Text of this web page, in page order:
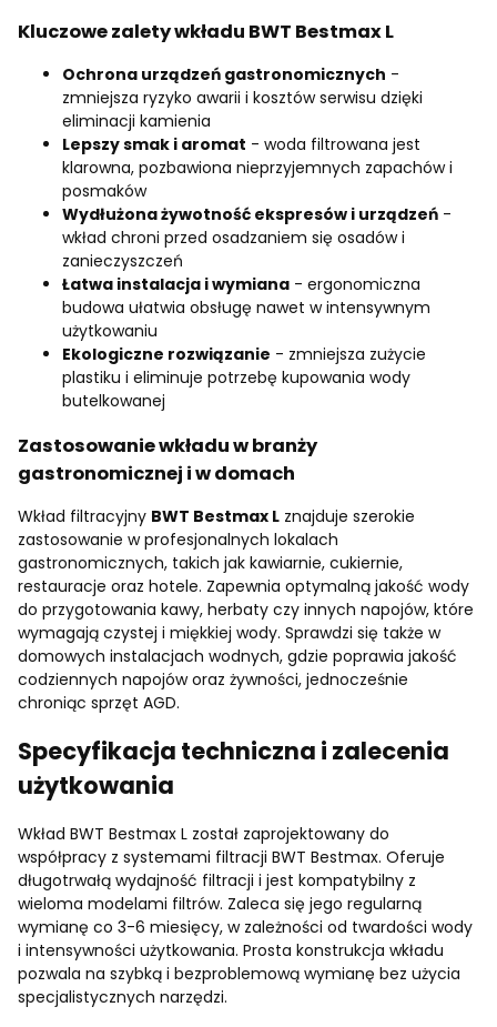
Kluczowe zalety wkładu BWT Bestmax L
Ochrona urządzeń gastronomicznych -
zmniejsza ryzyko awarii i kosztów serwisu dzięki
eliminacji kamienia
Lepszy smak i aromat - woda filtrowana jest
klarowna, pozbawiona nieprzyjemnych zapachów i
posmaków
Wydłużona żywotność ekspresów i urządzeń -
wkład chroni przed osadzaniem się osadów i
zanieczyszczeń
Łatwa instalacja i wymiana - ergonomiczna
budowa ułatwia obsługę nawet w intensywnym
użytkowaniu
Ekologiczne rozwiązanie - zmniejsza zużycie
plastiku i eliminuje potrzebę kupowania wody
butelkowanej
Zastosowanie wkładu w branży
gastronomicznej i w domach
Wkład filtracyjny BWT Bestmax L znajduje szerokie
zastosowanie w profesjonalnych lokalach
gastronomicznych, takich jak kawiarnie, cukiernie,
restauracje oraz hotele. Zapewnia optymalną jakość wody
do przygotowania kawy, herbaty czy innych napojów, które
wymagają czystej i miękkiej wody. Sprawdzi się także w
domowych instalacjach wodnych, gdzie poprawia jakość
codziennych napojów oraz żywności, jednocześnie
chroniąc sprzęt AGD.
Specyfikacja techniczna i zalecenia
użytkowania
Wkład BWT Bestmax L został zaprojektowany do
współpracy z systemami filtracji BWT Bestmax. Oferuje
długotrwałą wydajność filtracji i jest kompatybilny z
wieloma modelami filtrów. Zaleca się jego regularną
wymianę co 3-6 miesięcy, w zależności od twardości wody
i intensywności użytkowania. Prosta konstrukcja wkładu
pozwala na szybką i bezproblemową wymianę bez użycia
specjalistycznych narzędzi.